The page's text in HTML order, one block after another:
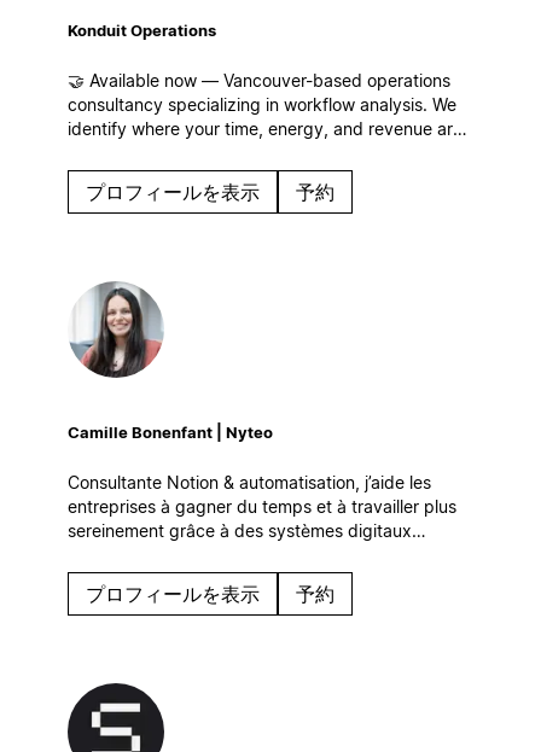
Konduit Operations
🤝 Available now — Vancouver-based operations
consultancy specializing in workflow analysis. We
identify where your time, energy, and revenue are
streamlined workflows, centralized operations, and
systems that scale in Notion!
プロフィールを表示 予約
Camille Bonenfant | Nyteo
Consultante Notion & automatisation, j’aide les
entreprises à gagner du temps et à travailler plus
sereinement grâce à des systèmes digitaux
leur quotidien.
プロフィールを表示 予約